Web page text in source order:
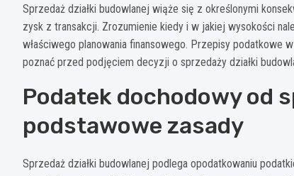
Sprzedaż działki budowlanej wiąże się z określonymi
zysk z transakcji. Zrozumienie kiedy i w jakiej wysokości
właściwego planowania finansowego. Przepisy
poznać przed podjęciem decyzji o sprzedaży działki
Podatek dochodowy od
podstawowe zasady
Sprzedaż działki budowlanej podlega opodatkowaniu